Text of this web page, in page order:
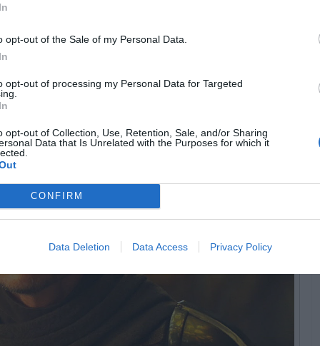
opt-out of the Sale of my Personal Data.
opt-out of processing my Personal Data for Targeted
opt-out of Collection, Use, Retention, Sale, and/or Sharing
Data that Is Unrelated with the Purposes for which it
CONFIRM
Data Deletion Data Access Privacy Policy